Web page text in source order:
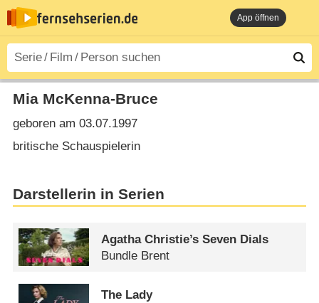
App öffnen
Mia McKenna-Bruce
geboren am 03.07.1997
britische Schauspielerin
Darstellerin in Serien
Agatha Christie’s Seven Dials
Bundle Brent
The Lady